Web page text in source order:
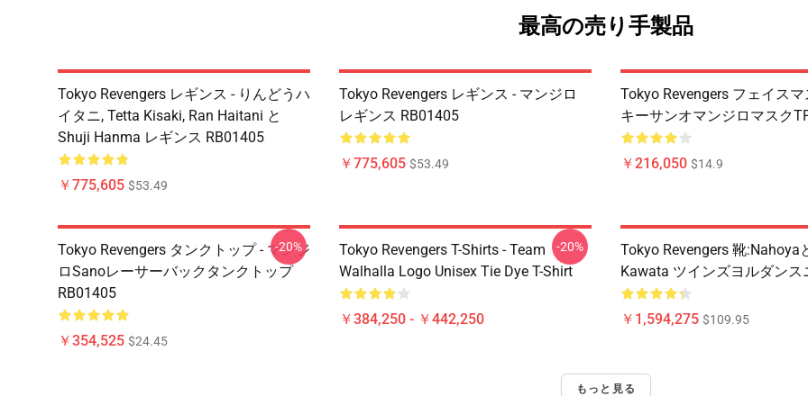
最高の売り手製品
Tokyo Revengers レギンス - りんどうハ
イタニ, Tetta Kisaki, Ran Haitani と
Shuji Hanma レギンス RB01405
￥775,605 $53.49
Tokyo Revengers レギンス - マンジロ
レギンス RB01405
￥775,605 $53.49
Tokyo Revengers フェイス
キーサンオマンジロマスク
￥216,050 $14.9
Tokyo Revengers タンクトップ - マンジ
ロSanoレーサーバックタンクトップ
RB01405
￥354,525 $24.45
-20%
Tokyo Revengers T-Shirts - Team
Walhalla Logo Unisex Tie Dye T-Shirt
￥384,250 - ￥442,250
-20%
Tokyo Revengers 靴:Nahoya
Kawata ツインズヨルダンス
￥1,594,275 $109.95
もっと見る